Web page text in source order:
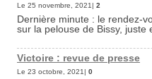
Le 25 novembre, 2021| 2
Dernière minute : le rendez-
sur la pelouse de Bissy, juste
Victoire : revue de presse
Le 23 octobre, 2021| 0